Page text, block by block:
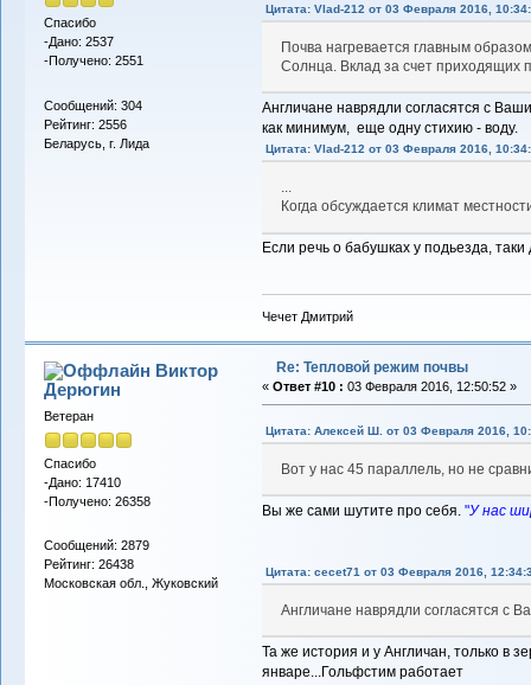
Спасибо
-Дано: 2537
-Получено: 2551
Сообщений: 304
Рейтинг: 2556
Беларусь, г. Лида
Цитата: Vlad-212 от 03 Февраля 2016,
Почва нагревается главным
Солнца. Вклад за счет приходящих
Англичане наврядли согласятся с
как минимум, еще одну стихию - воду.
Цитата: Vlad-212 от 03 Февраля 2016,
...
Когда обсуждается климат
Если речь о бабушках у подьезда, таки
Чечет Дмитрий
Виктор
Дерюгин
Ветеран
Спасибо
-Дано: 17410
-Получено: 26358
Сообщений: 2879
Рейтинг: 26438
Московская обл., Жуковский
Re: Тепловой режим почвы
« Ответ #10 : 03 Февраля 2016, 12:50:52 »
Цитата: Алексей Ш. от 03 Февраля 2016,
Вот у нас 45 параллель, но не
Вы же сами шутите про себя. "У нас
Цитата: cecet71 от 03 Февраля 2016,
Англичане наврядли согласятся с
Та же история и у Англичан, только в
январе...Гольфстим работает